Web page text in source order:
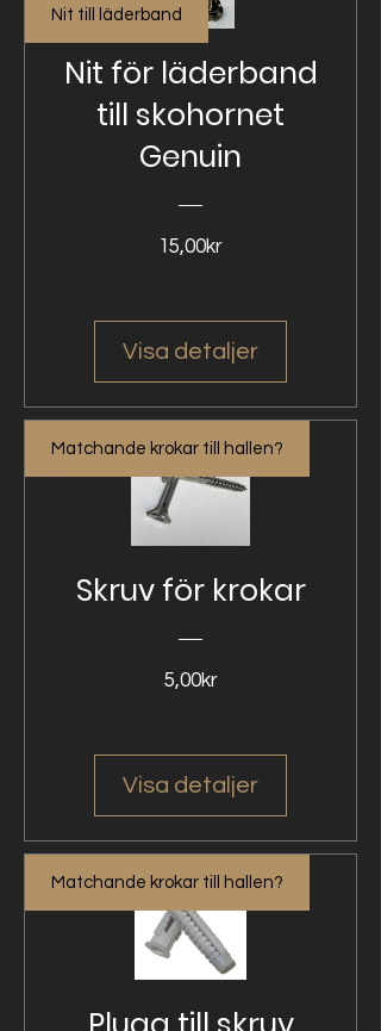
Nit till läderband
Nit för läderband
till skohornet
Genuin
15,00krPris
Visa detaljer
Matchande krokar till hallen?
Skruv för krokar
5,00krPris
Visa detaljer
Matchande krokar till hallen?